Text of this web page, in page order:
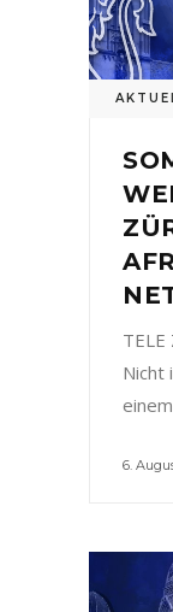
Nicht
einem
6.